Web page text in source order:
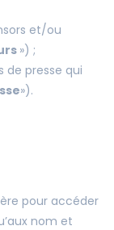
et/ou
») ;
de presse qui
»).
pour accéder
nom et